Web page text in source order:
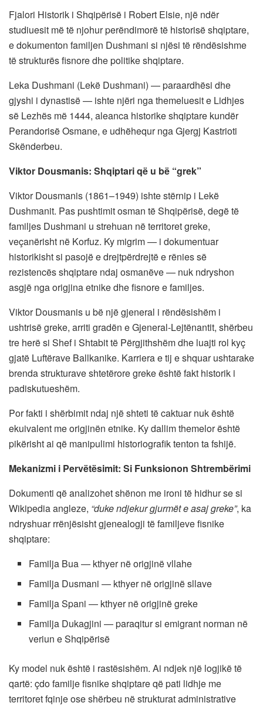
Fjalori Historik i Shqipërisë i Robert Elsie, një ndër
studiuesit më të njohur perëndimorë të historisë shqiptare,
e dokumenton familjen Dushmani si njësi të rëndësishme
të strukturës fisnore dhe politike shqiptare.
Leka Dushmani (Lekë Dushmani) — paraardhësi dhe
gjyshi i dynastisë — ishte njëri nga themeluesit e Lidhjes
së Lezhës më 1444, aleanca historike shqiptare kundër
Perandorisë Osmane, e udhëhequr nga Gjergj Kastrioti
Skënderbeu.
Viktor Dousmanis: Shqiptari që u bë “grek”
Viktor Dousmanis (1861–1949) ishte stërnip i Lekë
Dushmanit. Pas pushtimit osman të Shqipërisë, degë të
familjes Dushmani u strehuan në territoret greke,
veçanërisht në Korfuz. Ky migrim — i dokumentuar
historikisht si pasojë e drejtpërdrejtë e rënies së
rezistencës shqiptare ndaj osmanëve — nuk ndryshon
asgjë nga origjina etnike dhe fisnore e familjes.
Viktor Dousmanis u bë një gjeneral i rëndësishëm i
ushtrisë greke, arriti gradën e Gjeneral-Lejtënantit, shërbeu
tre herë si Shef i Shtabit të Përgjithshëm dhe luajti rol kyç
gjatë Luftërave Ballkanike. Karriera e tij e shquar ushtarake
brenda strukturave shtetërore greke është fakt historik i
padiskutueshëm.
Por fakti i shërbimit ndaj një shteti të caktuar nuk është
ekuivalent me origjinën etnike. Ky dallim themelor është
pikërisht ai që manipulimi historiografik tenton ta fshijë.
Mekanizmi i Pervëtësimit: Si Funksionon Shtrembërimi
Dokumenti që analizohet shënon me ironi të hidhur se si
Wikipedia angleze, “duke ndjekur gjurmët e asaj greke”, ka
ndryshuar rrënjësisht gjenealogji të familjeve fisnike
shqiptare:
Familja Bua — kthyer në origjinë vllahe
Familja Dusmani — kthyer në origjinë sllave
Familja Spani — kthyer në origjinë greke
Familja Dukagjini — paraqitur si emigrant norman në
veriun e Shqipërisë
Ky model nuk është i rastësishëm. Ai ndjek një logjikë të
qartë: çdo familje fisnike shqiptare që pati lidhje me
territoret fqinje ose shërbeu në strukturat administrative